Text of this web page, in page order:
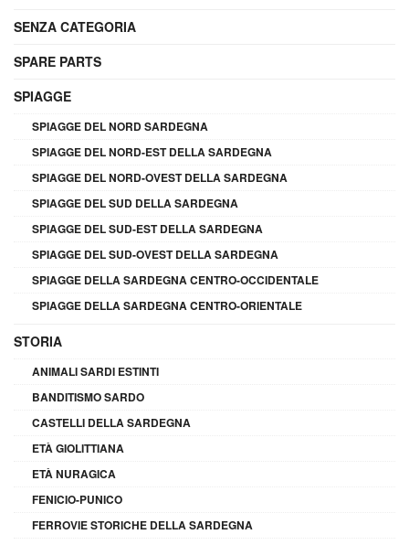
SENZA CATEGORIA
SPARE PARTS
SPIAGGE
SPIAGGE DEL NORD SARDEGNA
SPIAGGE DEL NORD-EST DELLA SARDEGNA
SPIAGGE DEL NORD-OVEST DELLA SARDEGNA
SPIAGGE DEL SUD DELLA SARDEGNA
SPIAGGE DEL SUD-EST DELLA SARDEGNA
SPIAGGE DEL SUD-OVEST DELLA SARDEGNA
SPIAGGE DELLA SARDEGNA CENTRO-OCCIDENTALE
SPIAGGE DELLA SARDEGNA CENTRO-ORIENTALE
STORIA
ANIMALI SARDI ESTINTI
BANDITISMO SARDO
CASTELLI DELLA SARDEGNA
ETÀ GIOLITTIANA
ETÀ NURAGICA
FENICIO-PUNICO
FERROVIE STORICHE DELLA SARDEGNA